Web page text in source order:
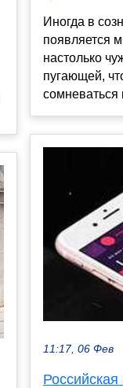
Иногда в
появляется
настолько
пугающей,
сомневаться
11:17, 06 Фев